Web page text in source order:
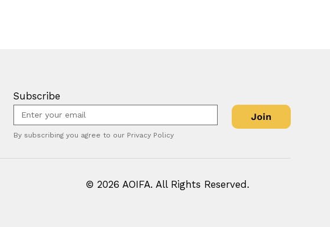
Subscribe
By subscribing you agree to our Privacy Policy
Join
© 2026 AOIFA. All Rights Reserved.